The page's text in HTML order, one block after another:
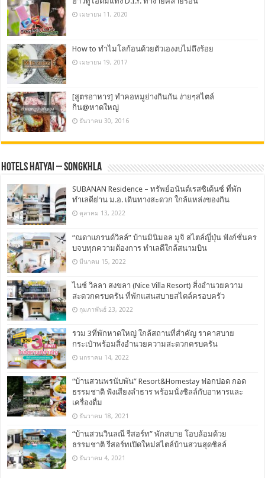
เมษายน 11, 2020
How to ทำไมโลก้อนด้วยตัวเองงบไม่ถึงร้อย
เมษายน 19, 2017
[สูตรอาหาร] ทำคอหมูย่างกินกัน ง่ายๆสไตล์
กิน@หาดใหญ่
ธันวาคม 30, 2016
Hotels Hatyai – Songkhla
SUBANAN Residence – ทรัพย์อนันต์เรสซิเด้นซ์ ที่พัก
ทำเลดีย่าน ม.อ. เดินทางสะดวก ใกล้แหล่งของกิน
ตุลาคม 13, 2022
“ณดาแกรนด์วิลล์” บ้านมินิมอล มูจิ สไตล์ญี่ปุ่น ฟังก์ชั่นคร
บจบทุกความต้องการ ทำเลดีใกล้สนามบิน
มีนาคม 15, 2022
ไนซ์ วิลลา สงขลา (Nice Villa Resort) สิ่งอำนวยความ
สะดวกครบครัน ที่พักแสนสบายสไตล์ครอบครัว
กุมภาพันธ์ 23, 2022
รวม 3ที่พักหาดใหญ่ ใกล้สถานที่สำคัญ ราคาสบาย
กระเป๋าพร้อมสิ่งอำนวยความสะดวกครบครัน
มกราคม 14, 2022
“บ้านสวนพรนับพัน” Resort&Homestay ฟอกปอด กอด
ธรรมชาติ ฟังเสียงลำธาร พร้อมนั่งชิลล์กับอาหารและ
เครื่องดื่ม
ธันวาคม 18, 2021
“บ้านสวนวินลณี รีสอร์ท” พักสบาย โอบล้อมด้วย
ธรรมชาติ รีสอร์ทเปิดใหม่สไตล์บ้านสวนสุดชิลล์
ธันวาคม 4, 2021